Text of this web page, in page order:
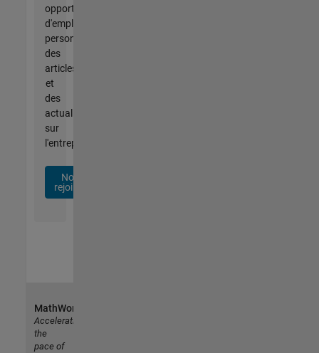
opportunités
d'emploi
personnalisées,
des
articles
et
des
actualités
sur
l'entreprise.
Nous
rejoindre
MathWorks
Accelerating
the
pace of